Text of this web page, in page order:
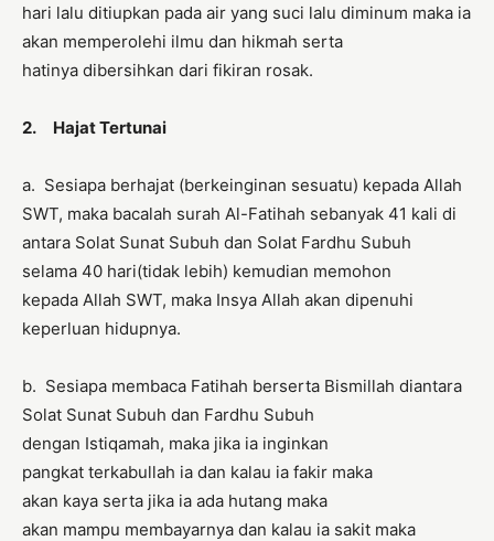
hari lalu ditiupkan pada air yang suci lalu diminum maka ia
akan memperolehi ilmu dan hikmah serta
hatinya dibersihkan dari fikiran rosak.
2. Hajat Tertunai
a. Sesiapa berhajat (berkeinginan sesuatu) kepada Allah
SWT, maka bacalah surah Al-Fatihah sebanyak 41 kali di
antara Solat Sunat Subuh dan Solat Fardhu Subuh
selama 40 hari(tidak lebih) kemudian memohon
kepada Allah SWT, maka Insya Allah akan dipenuhi
keperluan hidupnya.
b. Sesiapa membaca Fatihah berserta Bismillah diantara
Solat Sunat Subuh dan Fardhu Subuh
dengan Istiqamah, maka jika ia inginkan
pangkat terkabullah ia dan kalau ia fakir maka
akan kaya serta jika ia ada hutang maka
akan mampu membayarnya dan kalau ia sakit maka